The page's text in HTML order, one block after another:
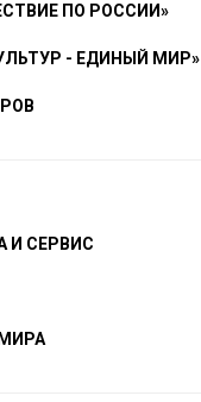
ПО РОССИИ»
- ЕДИНЫЙ МИР»
И СЕРВИС